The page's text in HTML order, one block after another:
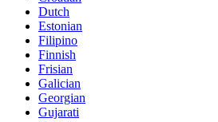
Dutch
Estonian
Filipino
Finnish
Frisian
Galician
Georgian
Gujarati